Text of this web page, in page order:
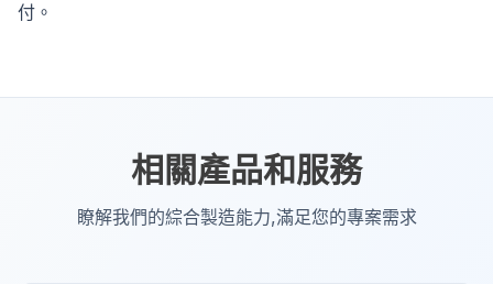
付。
相關產品和服務
瞭解我們的綜合製造能力,滿足您的專案需求